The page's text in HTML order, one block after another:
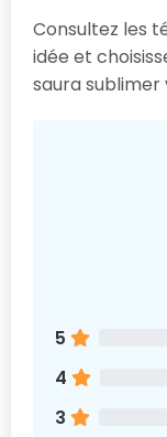
Consultez les
idée et
saura
5
4
3